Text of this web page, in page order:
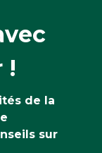
!
de la
sur